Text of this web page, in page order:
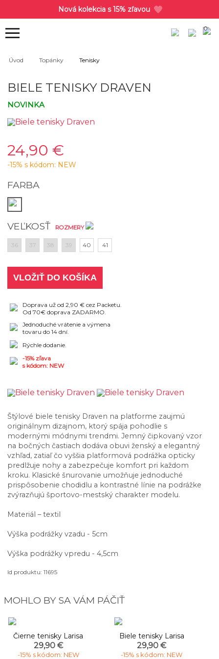
Nová kolekcia s 15% zľavou
0
Úvod Topánky Tenisky
BIELE TENISKY DRAVEN
NOVINKA
24,90 €
-15% s kódom: NEW
FARBA
VEĽKOSŤ ROZMERY
36 37 38 39 40 41
VLOŽIŤ DO KOŠÍKA
Doprava už od 2,90 € cez Packetu.
Od 70€ doprava ZADARMO.
Jednoduché vrátenie a výmena
tovaru do 14 dní.
Rýchle dodanie.
-15% zľava
s kódom: NEW
Štýlové biele tenisky Draven na platforme zaujmú
originálnym dizajnom, ktorý spája pohodlie s
modernými módnymi trendmi. Jemný čipkovaný vzor
na bočných častiach dodáva obuvi ženský a elegantný
vzhľad, zatiaľ čo vyššia platformová podrážka opticky
predlžuje nohy a zabezpečuje komfort pri každom
kroku. Klasické šnurovanie umožňuje jednoduché
prispôsobenie chodidlu a kontrastné línie na podrážke
zvýrazňujú športovo-mestský charakter modelu.
Materiál – textil
Výška podrážky vzadu - 5cm
Výška podrážky vpredu - 4,5cm
Id produktu: 11695
MOHLO BY SA VÁM PÁČIŤ
Čierne tenisky Larisa
29,90 €
-15% s kódom: NEW
Biele tenisky Larisa
29,90 €
-15% s kódom: NEW